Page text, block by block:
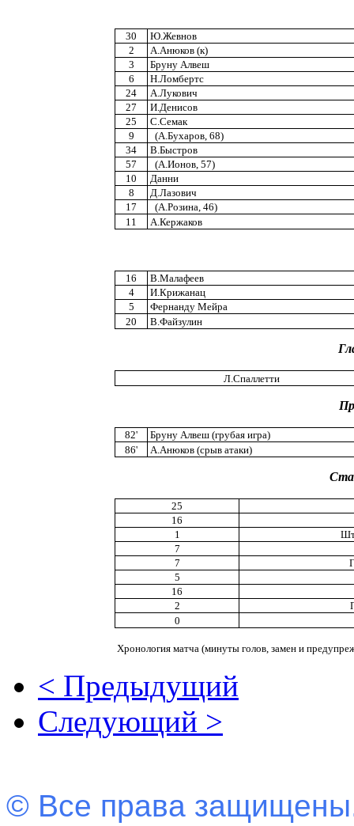
30
Ю.Жевнов
2
А.Анюков (к)
3
Бруну Алвеш
6
Н.Ломбертс
24
А.Лукович
27
И.Денисов
25
С.Семак
9
(А.Бухаров, 68)
34
В.Быстров
57
(А.Ионов, 57)
10
Данни
8
Д.Лазович
17
(А.Розина, 46)
11
А.Кержаков
16
В.Малафеев
4
И.Крижанац
5
Фернанду Мейра
20
В.Файзулин
Л.Спаллетти
82'
Бруну Алвеш (грубая игра)
86'
А.Анюков (срыв атаки)
25
16
1
7
7
5
16
2
0
Хронология матча (минуты голов, замен и
< Предыдущий
Следующий >
© Все права